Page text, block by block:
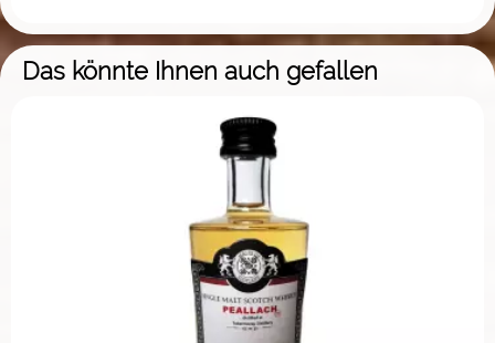
Das könnte Ihnen auch gefallen